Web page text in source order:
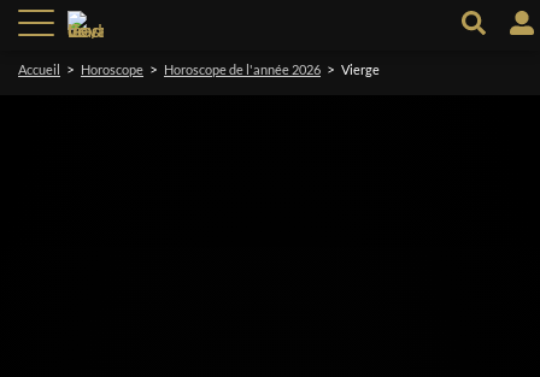
Accueil > Horoscope > Horoscope de l'année 2026 > Vierge